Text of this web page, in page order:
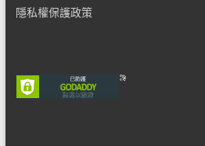
隱私權保護政策